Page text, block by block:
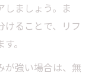
しましょう。ま
けることで、リフ
。
が強い場合は、無